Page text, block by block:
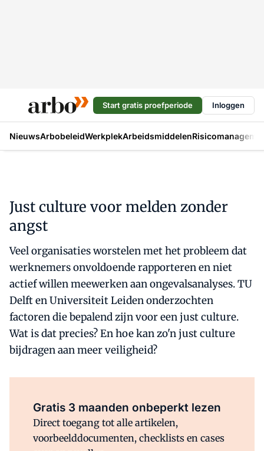
Start gratis proefperiode Inloggen
NieuwsArbobeleidWerkplekArbeidsmiddelen
Just culture voor melden zonder
angst
Veel organisaties worstelen met het probleem dat
werknemers onvoldoende rapporteren en niet
actief willen meewerken aan ongevalsanalyses. TU
Delft en Universiteit Leiden onderzochten
factoren die bepalend zijn voor een just culture.
Wat is dat precies? En hoe kan zo'n just culture
bijdragen aan meer veiligheid?
Gratis 3 maanden onbeperkt lezen
Direct toegang tot alle artikelen,
voorbeelddocumenten, checklists en cases